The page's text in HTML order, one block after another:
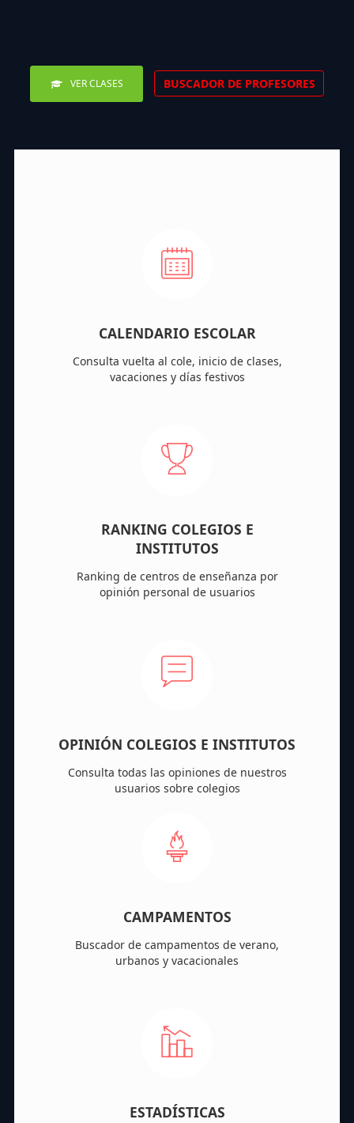
VER CLASES BUSCADOR DE PROFESORES
CALENDARIO ESCOLAR
Consulta vuelta al cole, inicio de clases,
vacaciones y días festivos
RANKING COLEGIOS E
INSTITUTOS
Ranking de centros de enseñanza por
opinión personal de usuarios
OPINIÓN COLEGIOS E INSTITUTOS
Consulta todas las opiniones de nuestros
usuarios sobre colegios
CAMPAMENTOS
Buscador de campamentos de verano,
urbanos y vacacionales
ESTADÍSTICAS